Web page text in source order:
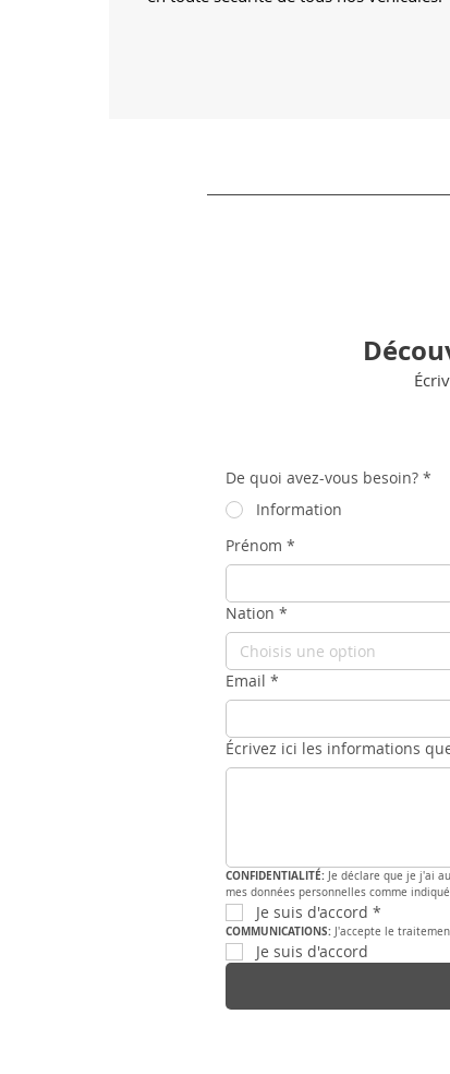
De quoi avez-vous besoin? *
Information
Prénom *
Nation *
Choisis une option
Email *
Écrivez ici les informations
CONFIDENTIALITÉ: Je déclare que je j'ai
mes données personnelles comme
Je suis d'accord *
COMMUNICATIONS: J'accepte le
Je suis d'accord